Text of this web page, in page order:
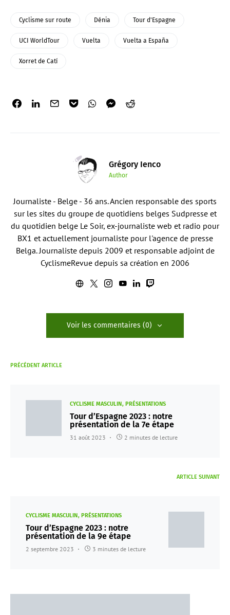
Cyclisme sur route Dénia Tour d'Espagne
UCI WorldTour Vuelta Vuelta a España
Xorret de Catí
Grégory Ienco
Author
Journaliste - Belge - 36 ans. Ancien responsable des sports
sur les sites du groupe de quotidiens belges Sudpresse et
du quotidien belge Le Soir, ex-journaliste web et radio pour
BX1 et actuellement journaliste pour l'agence de presse
Belga. Journaliste depuis 2009 et responsable adjoint de
CyclismeRevue depuis sa création en 2006
Voir les commentaires (0)
PRÉCÉDENT ARTICLE
CYCLISME MASCULIN PRÉSENTATIONS
Tour d’Espagne 2023 : notre
présentation de la 7e étape
31 août 2023 2 minutes de lecture
ARTICLE SUIVANT
CYCLISME MASCULIN PRÉSENTATIONS
Tour d’Espagne 2023 : notre
présentation de la 9e étape
2 septembre 2023 3 minutes de lecture